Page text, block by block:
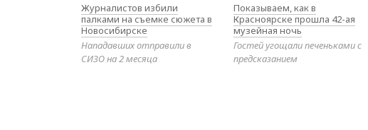
Журналистов избили
палками на съемке сюжета в
Новосибирске
Нападавших отправили в
СИЗО на 2 месяца
Показываем, как в
Красноярске прошла 42-ая
музейная ночь
Гостей угощали печеньками с
предсказанием